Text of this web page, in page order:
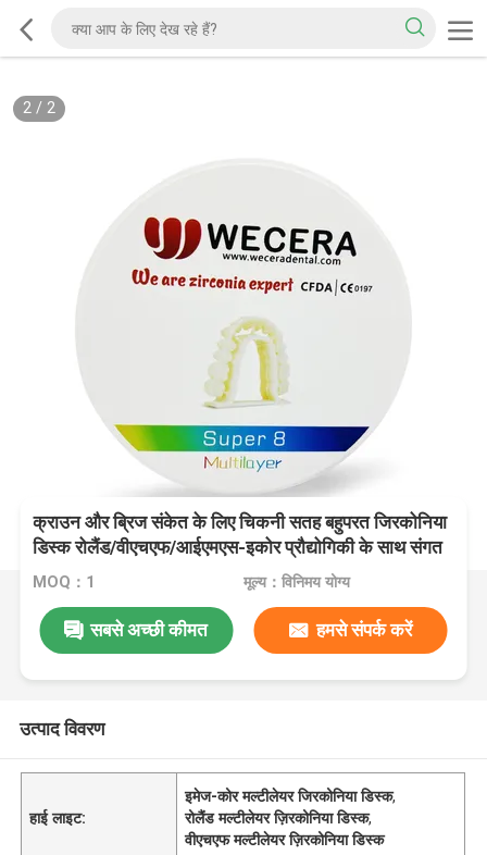
2/ 2
क्राउन और ब्रिज संकेत के लिए चिकनी सतह बहुपरत जिरकोनिया
डिस्क रोलैंड/वीएचएफ/आईएमएस-इकोर प्रौद्योगिकी के साथ संगत
MOQ：1 मूल्य：विनिमय योग्य
सबसे अच्छी कीमत हमसे संपर्क करें
उत्पाद विवरण
हाई लाइट:
इमेज-कोर मल्टीलेयर जिरकोनिया डिस्क,
रोलैंड मल्टीलेयर ज़िरकोनिया डिस्क,
वीएचएफ मल्टीलेयर ज़िरकोनिया डिस्क